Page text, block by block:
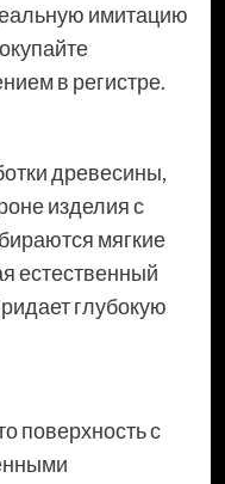
имитацию
в регистре.
древесины,
изделия с
мягкие
естественный
глубокую
поверхность с